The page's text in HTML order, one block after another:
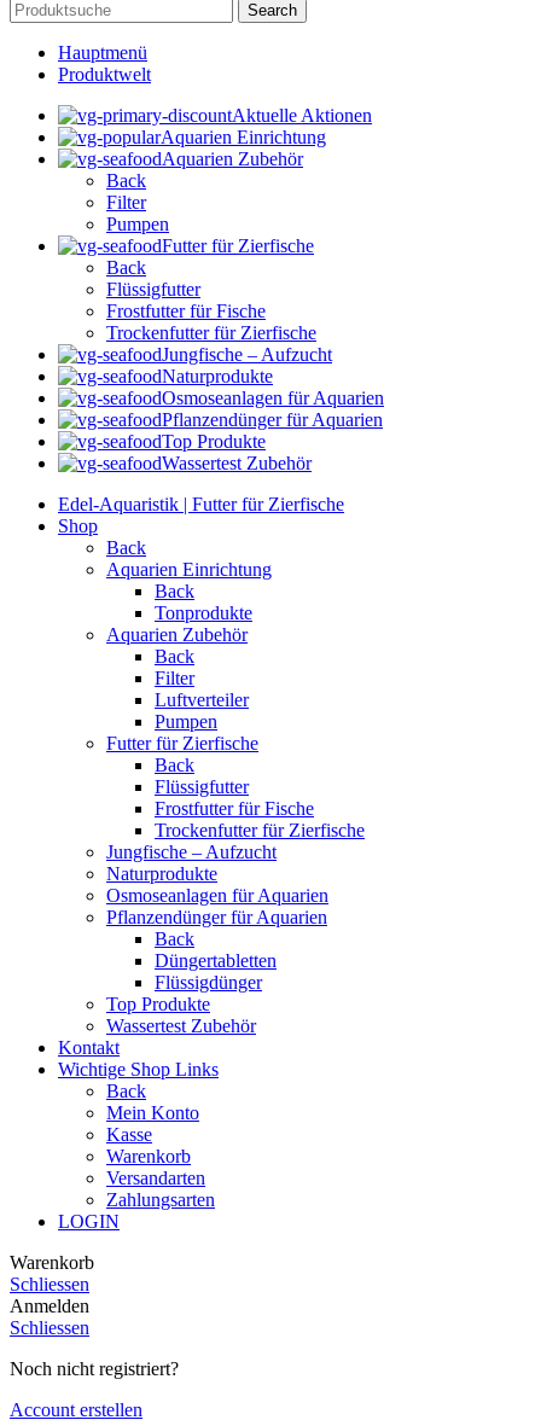
Search
Hauptmenü
Produktwelt
Aktuelle Aktionen
Aquarien Einrichtung
Aquarien Zubehör
Back
Filter
Pumpen
Futter für Zierfische
Back
Flüssigfutter
Frostfutter für Fische
Trockenfutter für Zierfische
Jungfische – Aufzucht
Naturprodukte
Osmoseanlagen für Aquarien
Pflanzendünger für Aquarien
Top Produkte
Wassertest Zubehör
Edel-Aquaristik | Futter für Zierfische
Shop
Back
Aquarien Einrichtung
Back
Tonprodukte
Aquarien Zubehör
Back
Filter
Luftverteiler
Pumpen
Futter für Zierfische
Back
Flüssigfutter
Frostfutter für Fische
Trockenfutter für Zierfische
Jungfische – Aufzucht
Naturprodukte
Osmoseanlagen für Aquarien
Pflanzendünger für Aquarien
Back
Düngertabletten
Flüssigdünger
Top Produkte
Wassertest Zubehör
Kontakt
Wichtige Shop Links
Back
Mein Konto
Kasse
Warenkorb
Versandarten
Zahlungsarten
LOGIN
Warenkorb
Schliessen
Anmelden
Schliessen
Noch nicht registriert?
Account erstellen